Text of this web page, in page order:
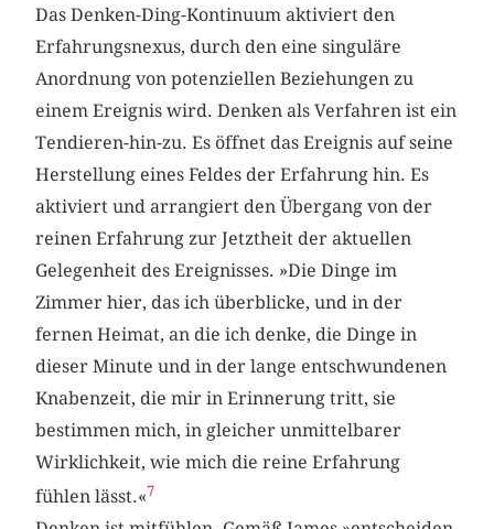
Das Denken-Ding-Kontinuum aktiviert den
Erfahrungsnexus, durch den eine singuläre
Anordnung von potenziellen Beziehungen zu
einem Ereignis wird. Denken als Verfahren ist ein
Tendieren-hin-zu. Es öffnet das Ereignis auf seine
Herstellung eines Feldes der Erfahrung hin. Es
aktiviert und arrangiert den Übergang von der
reinen Erfahrung zur Jetztheit der aktuellen
Gelegenheit des Ereignisses. »Die Dinge im
Zimmer hier, das ich überblicke, und in der
fernen Heimat, an die ich denke, die Dinge in
dieser Minute und in der lange entschwundenen
Knabenzeit, die mir in Erinnerung tritt, sie
bestimmen mich, in gleicher unmittelbarer
Wirklichkeit, wie mich die reine Erfahrung
fühlen lässt.«7